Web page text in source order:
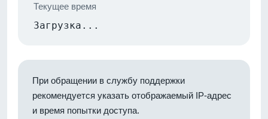
Текущее время
Загрузка...
При обращении в службу поддержки
рекомендуется указать отображаемый IP-адрес
и время попытки доступа.